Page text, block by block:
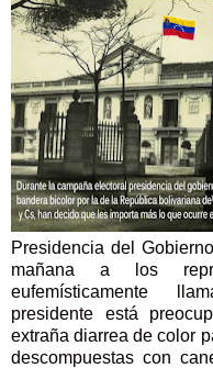
Presidencia del
mañana a los
eufemísticamente
presidente está
extraña diarrea de color
descompuestas con